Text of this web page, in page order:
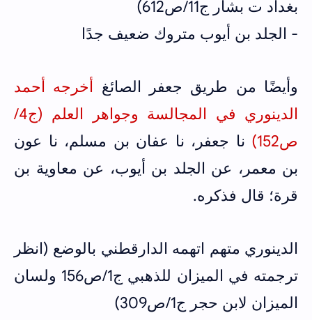
بغداد ت بشار ج11/ص612)
- الجلد بن أيوب متروك ضعيف جدًا
وأيضًا من طريق جعفر الصائغ أخرجه أحمد
الدينوري في المجالسة وجواهر العلم (ج4/
ص152)
نا جعفر، نا عفان بن مسلم، نا عون
بن معمر، عن الجلد بن أيوب، عن معاوية بن
قرة؛ قال فذكره.
الدينوري متهم اتهمه الدارقطني بالوضع (انظر
ترجمته في الميزان للذهبي ج1/ص156 ولسان
الميزان لابن حجر ج1/ص309)